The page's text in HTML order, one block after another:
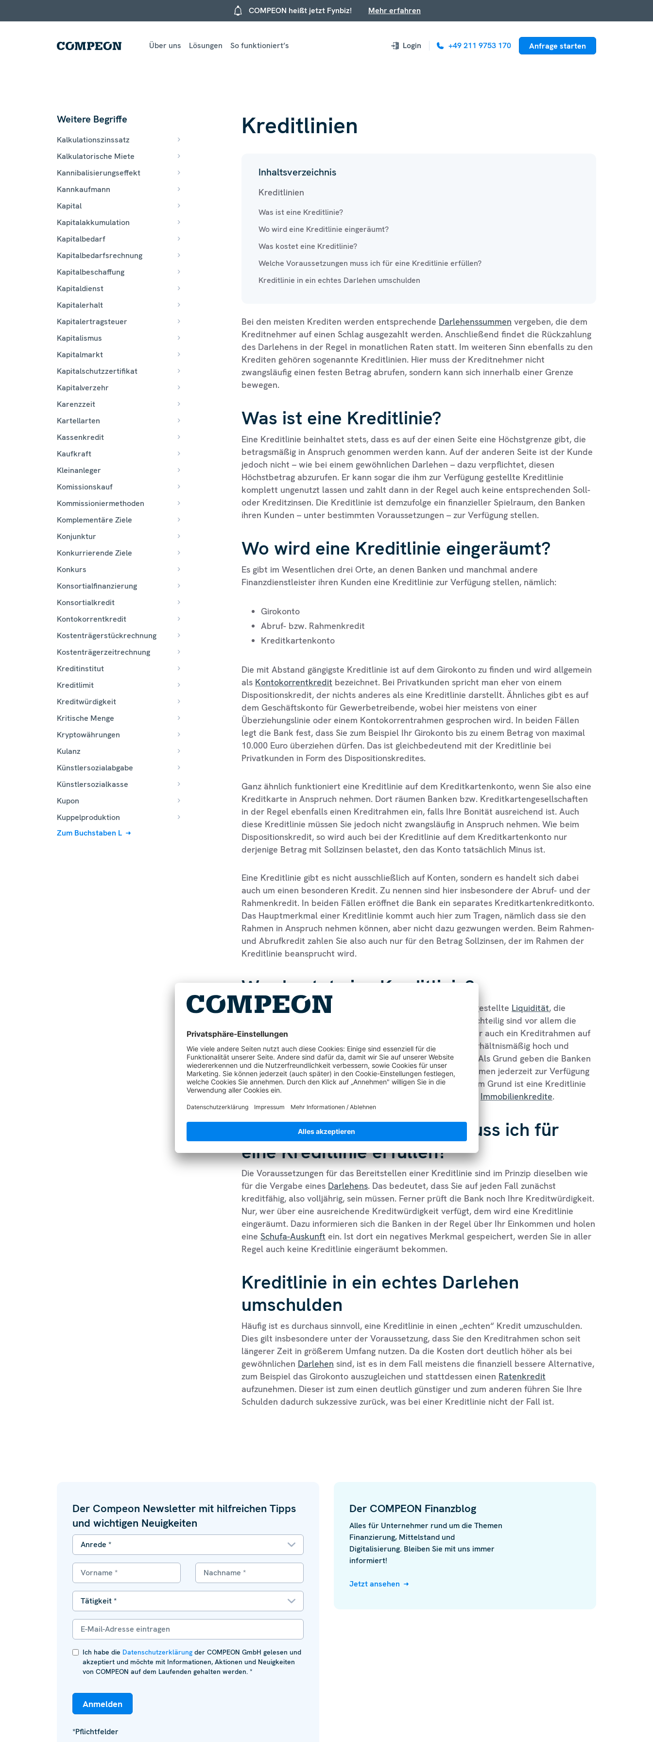
COMPEON heißt jetzt Fynbiz! Mehr erfahren
Über uns Lösungen So funktioniert’s Login +49 211 9753 170 Anfrage starten
Weitere Begriffe
Kalkulationszinssatz
Kalkulatorische Miete
Kannibalisierungseffekt
Kannkaufmann
Kapital
Kapitalakkumulation
Kapitalbedarf
Kapitalbedarfsrechnung
Kapitalbeschaffung
Kapitaldienst
Kapitalerhalt
Kapitalertragsteuer
Kapitalismus
Kapitalmarkt
Kapitalschutzzertifikat
Kapitalverzehr
Karenzzeit
Kartellarten
Kassenkredit
Kaufkraft
Kleinanleger
Komissionskauf
Kommissioniermethoden
Komplementäre Ziele
Konjunktur
Konkurrierende Ziele
Konkurs
Konsortialfinanzierung
Konsortialkredit
Kontokorrentkredit
Kostenträgerstückrechnung
Kostenträgerzeitrechnung
Kreditinstitut
Kreditlimit
Kreditwürdigkeit
Kritische Menge
Kryptowährungen
Kulanz
Künstlersozialabgabe
Künstlersozialkasse
Kupon
Kuppelproduktion
Zum Buchstaben L
Kreditlinien
Inhaltsverzeichnis
Kreditlinien
Was ist eine Kreditlinie?
Wo wird eine Kreditlinie eingeräumt?
Was kostet eine Kreditlinie?
Welche Voraussetzungen muss ich für eine Kreditlinie erfüllen?
Kreditlinie in ein echtes Darlehen umschulden
Bei den meisten Krediten werden entsprechende Darlehenssummen vergeben, die dem
Kreditnehmer auf einen Schlag ausgezahlt werden. Anschließend findet die Rückzahlung
des Darlehens in der Regel in monatlichen Raten statt. Im weiteren Sinn ebenfalls zu den
Krediten gehören sogenannte Kreditlinien. Hier muss der Kreditnehmer nicht
zwangsläufig einen festen Betrag abrufen, sondern kann sich innerhalb einer Grenze
bewegen.
Was ist eine Kreditlinie?
Eine Kreditlinie beinhaltet stets, dass es auf der einen Seite eine Höchstgrenze gibt, die
betragsmäßig in Anspruch genommen werden kann. Auf der anderen Seite ist der Kunde
jedoch nicht – wie bei einem gewöhnlichen Darlehen – dazu verpflichtet, diesen
Höchstbetrag abzurufen. Er kann sogar die ihm zur Verfügung gestellte Kreditlinie
komplett ungenutzt lassen und zahlt dann in der Regel auch keine entsprechenden Soll-
oder Kreditzinsen. Die Kreditlinie ist demzufolge ein finanzieller Spielraum, den Banken
ihren Kunden – unter bestimmten Voraussetzungen – zur Verfügung stellen.
Wo wird eine Kreditlinie eingeräumt?
Es gibt im Wesentlichen drei Orte, an denen Banken und manchmal andere
Finanzdienstleister ihren Kunden eine Kreditlinie zur Verfügung stellen, nämlich:
Girokonto
Abruf- bzw. Rahmenkredit
Kreditkartenkonto
Die mit Abstand gängigste Kreditlinie ist auf dem Girokonto zu finden und wird allgemein
als Kontokorrentkredit bezeichnet. Bei Privatkunden spricht man eher von einem
Dispositionskredit, der nichts anderes als eine Kreditlinie darstellt. Ähnliches gibt es auf
dem Geschäftskonto für Gewerbetreibende, wobei hier meistens von einer
Überziehungslinie oder einem Kontokorrentrahmen gesprochen wird. In beiden Fällen
legt die Bank fest, dass Sie zum Beispiel Ihr Girokonto bis zu einem Betrag von maximal
10.000 Euro überziehen dürfen. Das ist gleichbedeutend mit der Kreditlinie bei
Privatkunden in Form des Dispositionskredites.
Ganz ähnlich funktioniert eine Kreditlinie auf dem Kreditkartenkonto, wenn Sie also eine
Kreditkarte in Anspruch nehmen. Dort räumen Banken bzw. Kreditkartengesellschaften
in der Regel ebenfalls einen Kreditrahmen ein, falls Ihre Bonität ausreichend ist. Auch
diese Kreditlinie müssen Sie jedoch nicht zwangsläufig in Anspruch nehmen. Wie beim
Dispositionskredit, so wird auch bei der Kreditlinie auf dem Kreditkartenkonto nur
derjenige Betrag mit Sollzinsen belastet, den das Konto tatsächlich Minus ist.
Eine Kreditlinie gibt es nicht ausschließlich auf Konten, sondern es handelt sich dabei
auch um einen besonderen Kredit. Zu nennen sind hier insbesondere der Abruf- und der
Rahmenkredit. In beiden Fällen eröffnet die Bank ein separates Kreditkartenkreditkonto.
Das Hauptmerkmal einer Kreditlinie kommt auch hier zum Tragen, nämlich dass sie den
Rahmen in Anspruch nehmen können, aber nicht dazu gezwungen werden. Beim Rahmen-
und Abrufkredit zahlen Sie also auch nur für den Betrag Sollzinsen, der im Rahmen der
Kreditlinie beansprucht wird.
Was kostet eine Kreditlinie?
Der Vorteil einer Kreditlinie ist sicherlich die zur Verfügung gestellte Liquidität, die
dadurch jederzeit in Anspruch genommen werden kann. Nachteilig sind vor allem die
Kosten. Das zeigen insbesondere der Dispositionskredit, aber auch ein Kreditrahmen auf
dem Kreditkartenkonto. In beiden Fällen sind die Zinsen verhältnismäßig hoch und
bewegen sich im Bereich zwischen 8 bis 15 Prozent im Jahr. Als Grund geben die Banken
im Wesentlichen an, dass sie den entsprechenden Kreditrahmen jederzeit zur Verfügung
halten, also dafür Geld vorrätig haben müssen. Auch aus dem Grund ist eine Kreditlinie
im Allgemeinen deutlich teurer als zum Beispiel Raten- oder Immobilienkredite.
Welche Voraussetzungen muss ich für
eine Kreditlinie erfüllen?
Die Voraussetzungen für das Bereitstellen einer Kreditlinie sind im Prinzip dieselben wie
für die Vergabe eines Darlehens. Das bedeutet, dass Sie auf jeden Fall zunächst
kreditfähig, also volljährig, sein müssen. Ferner prüft die Bank noch Ihre Kreditwürdigkeit.
Nur, wer über eine ausreichende Kreditwürdigkeit verfügt, dem wird eine Kreditlinie
eingeräumt. Dazu informieren sich die Banken in der Regel über Ihr Einkommen und holen
eine Schufa-Auskunft ein. Ist dort ein negatives Merkmal gespeichert, werden Sie in aller
Regel auch keine Kreditlinie eingeräumt bekommen.
Kreditlinie in ein echtes Darlehen
umschulden
Häufig ist es durchaus sinnvoll, eine Kreditlinie in einen „echten“ Kredit umzuschulden.
Dies gilt insbesondere unter der Voraussetzung, dass Sie den Kreditrahmen schon seit
längerer Zeit in größerem Umfang nutzen. Da die Kosten dort deutlich höher als bei
gewöhnlichen Darlehen sind, ist es in dem Fall meistens die finanziell bessere Alternative,
zum Beispiel das Girokonto auszugleichen und stattdessen einen Ratenkredit
aufzunehmen. Dieser ist zum einen deutlich günstiger und zum anderen führen Sie Ihre
Schulden dadurch sukzessive zurück, was bei einer Kreditlinie nicht der Fall ist.
Der Compeon Newsletter mit hilfreichen Tipps
und wichtigen Neuigkeiten
Ich habe die Datenschutzerklärung der COMPEON GmbH gelesen und
akzeptiert und möchte mit Informationen, Aktionen und Neuigkeiten
von COMPEON auf dem Laufenden gehalten werden. *
*Pflichtfelder
Der COMPEON Finanzblog
Alles für Unternehmer rund um die Themen
Finanzierung, Mittelstand und
Digitalisierung. Bleiben Sie mit uns immer
informiert!
Jetzt ansehen